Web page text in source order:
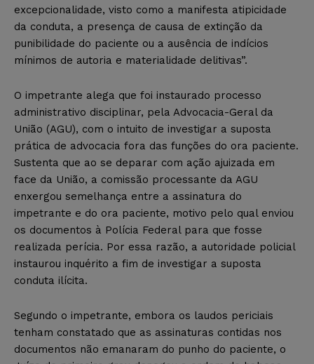
excepcionalidade, visto como a manifesta atipicidade
da conduta, a presença de causa de extinção da
punibilidade do paciente ou a ausência de indícios
mínimos de autoria e materialidade delitivas”.
O impetrante alega que foi instaurado processo
administrativo disciplinar, pela Advocacia-Geral da
União (AGU), com o intuito de investigar a suposta
prática de advocacia fora das funções do ora paciente.
Sustenta que ao se deparar com ação ajuizada em
face da União, a comissão processante da AGU
enxergou semelhança entre a assinatura do
impetrante e do ora paciente, motivo pelo qual enviou
os documentos à Polícia Federal para que fosse
realizada perícia. Por essa razão, a autoridade policial
instaurou inquérito a fim de investigar a suposta
conduta ilícita.
Segundo o impetrante, embora os laudos periciais
tenham constatado que as assinaturas contidas nos
documentos não emanaram do punho do paciente, o